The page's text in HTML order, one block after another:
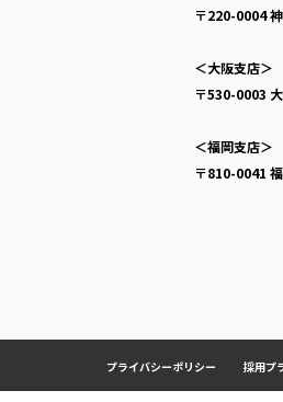
〒220-0004神
＜大阪支店＞
〒530-0003
＜福岡支店＞
〒810-0041
プライバシーポリシー 採用プ